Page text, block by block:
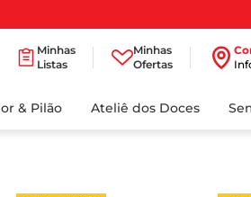
Minhas
Listas
Minhas
Ofertas
& Pilão Ateliê dos Doces